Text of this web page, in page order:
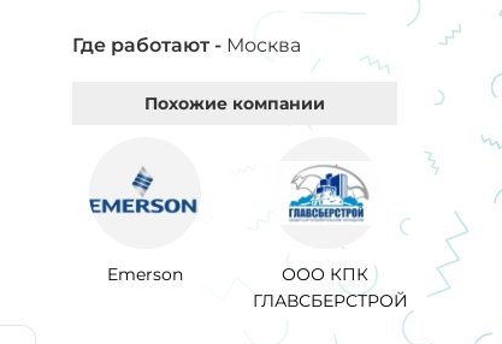
Где работают - Москва
Похожие компании
Emerson
ООО КПК
ГЛАВСБЕРСТРОЙ